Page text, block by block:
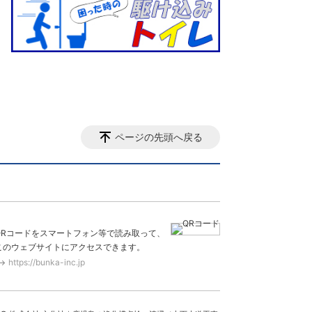
ページの先頭へ戻る
コードをスマートフォン等で読み取って、
のウェブサイトにアクセスできます。
https://bunka-inc.jp